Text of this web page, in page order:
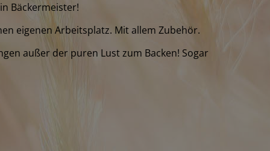
Bäckermeister!
eigenen Arbeitsplatz. Mit allem Zubehör.
außer der puren Lust zum Backen! Sogar